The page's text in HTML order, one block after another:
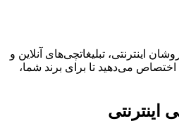
اینترنتی، تبلیغاتچیهای آنلاین و
اختصاص میدهید تا برای برند شما،
اینترنتی